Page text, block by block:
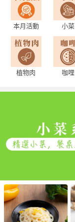
本月活動 小菜
植物肉 咖哩